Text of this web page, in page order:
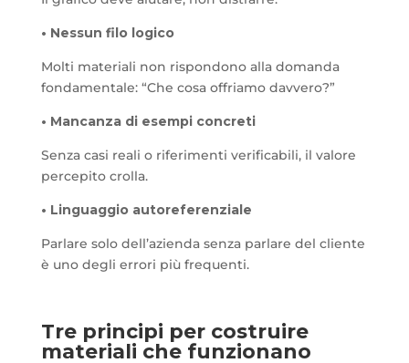
• Nessun filo logico
Molti materiali non rispondono alla domanda
fondamentale: “Che cosa offriamo davvero?”
• Mancanza di esempi concreti
Senza casi reali o riferimenti verificabili, il valore
percepito crolla.
• Linguaggio autoreferenziale
Parlare solo dell’azienda senza parlare del cliente
è uno degli errori più frequenti.
Tre principi per costruire
materiali che funzionano